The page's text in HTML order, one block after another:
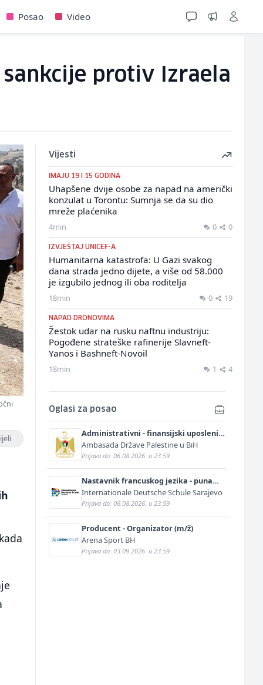
Posao Video
protiv Izraela
Vijesti
IMAJU 19 I 15 GODINA
Uhapšene dvije osobe za napad na američki
konzulat u Torontu: Sumnja se da su dio
mreže plaćenika
4min 0 0
IZVJEŠTAJ UNICEF-A
Humanitarna katastrofa: U Gazi svakog
dana strada jedno dijete, a više od 58.000
je izgubilo jednog ili oba roditelja
18min 0 19
NAPAD DRONOVIMA
Žestok udar na rusku naftnu industriju:
Pogođene strateške rafinerije Slavneft-
Yanos i Bashneft-Novoil
18min 1 4
Oglasi za posao
Administrativni - finansijski uposlenik
(m/ž)
Ambasada Države Palestine u BiH
Prijava do: 06.08.2026. u 23:59
Nastavnik francuskog jezika - puna
nastavna norma (m/ž)
Internationale Deutsche Schule Sarajevo
Prijava do: 06.08.2026. u 23:59
Producent - Organizator (m/ž)
Arena Sport BH
Prijava do: 03.09.2026. u 23:59